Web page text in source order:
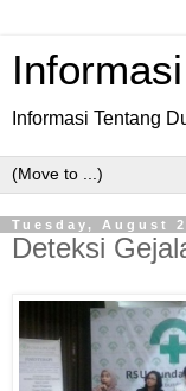
Informasi Tentang
Tuesday, August
Deteksi